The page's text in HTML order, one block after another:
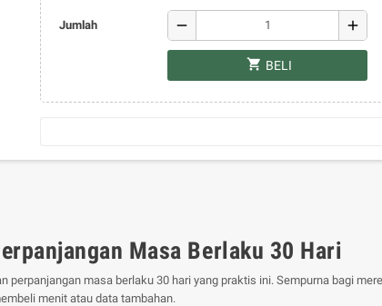
Jumlah remove add
shopping_cart BELI
Masa Berlaku 30 Hari
perpanjangan masa berlaku 30 hari yang praktis ini. Sempurna bagi
menit atau data tambahan.